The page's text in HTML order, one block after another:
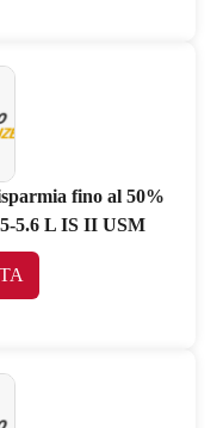
fino al 50%
5.6 L IS II USM